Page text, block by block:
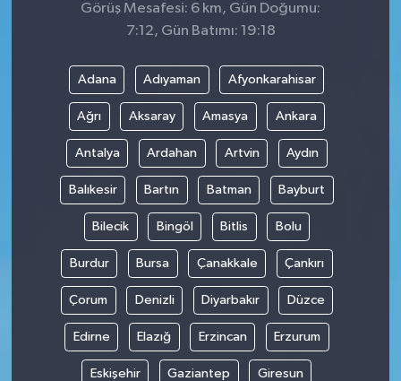
Görüş Mesafesi: 6 km, Gün Doğumu:
7:12, Gün Batımı: 19:18
Adana Adıyaman Afyonkarahisar
Ağrı Aksaray Amasya Ankara
Antalya Ardahan Artvin Aydın
Balıkesir Bartın Batman Bayburt
Bilecik Bingöl Bitlis Bolu
Burdur Bursa Çanakkale Çankırı
Çorum Denizli Diyarbakır Düzce
Edirne Elazığ Erzincan Erzurum
Eskişehir Gaziantep Giresun